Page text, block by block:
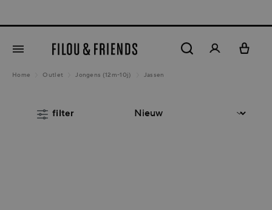
Home Outlet Jongens (12m-10j) Jassen
filter